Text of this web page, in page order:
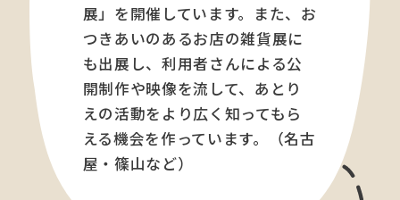
展」を開催しています。また、お
つきあいのあるお店の雑貨展に
も出展し、利用者さんによる公
開制作や映像を流して、あとり
えの活動をより広く知ってもら
える機会を作っています。（名古
屋・篠山など）